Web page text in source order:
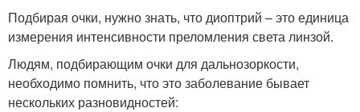
Подбирая очки, нужно знать, что диоптрий – это единица
измерения интенсивности преломления света линзой.
Людям, подбирающим очки для дальнозоркости,
необходимо помнить, что это заболевание бывает
нескольких разновидностей: